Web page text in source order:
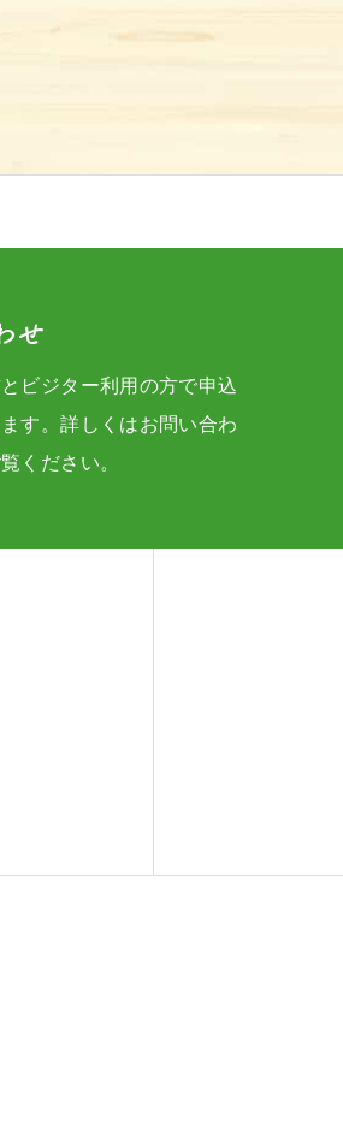
せ
ビジター利用の方で申込
す。詳しくはお問い合わ
ください。